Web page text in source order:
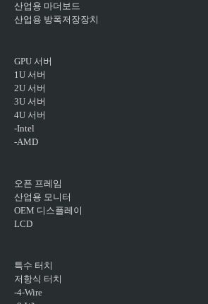
산업용 마더보드
산업용 방폭저장장치
GPU 서버
1U 서버
2U 서버
3U 서버
4U 서버
-Intel
-AMD
오픈 프레임
산업용 모니터
OEM 디스플레이
LCD
특수 터치
저항식 터치
-4-Wire